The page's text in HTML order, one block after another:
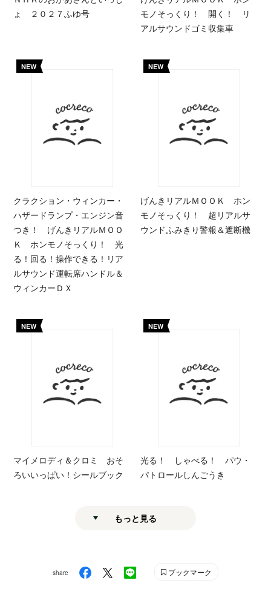
ょ ２０２７ふゆ号
モノそっくり！ 開く！ リ
アルサウンドゴミ収集車
NEW
クラクション・ウィンカー・
ハザードランプ・エンジン音
つき！ げんきリアルＭＯＯ
Ｋ ホンモノそっくり！ 光
る！回る！操作できる！リア
ルサウンド運転席ハンドル＆
ウィンカーＤＸ
NEW
げんきリアルＭＯＯＫ ホン
モノそっくり！ 超リアルサ
ウンドふみきり警報＆遮断機
NEW
マイメロディ＆クロミ おそ
ろいいっぱい！シールブック
NEW
光る！ しゃべる！ パウ・
パトロールしんごうき
もっと見る
share ブックマーク